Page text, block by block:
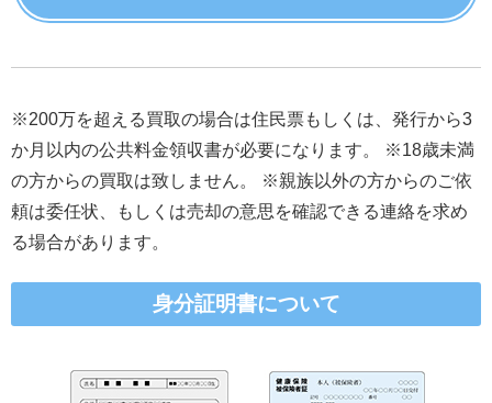
※200万を超える買取の場合は住民票もしくは、発行から3
か月以内の公共料金領収書が必要になります。 ※18歳未満
の方からの買取は致しません。 ※親族以外の方からのご依
頼は委任状、もしくは売却の意思を確認できる連絡を求め
る場合があります。
身分証明書について